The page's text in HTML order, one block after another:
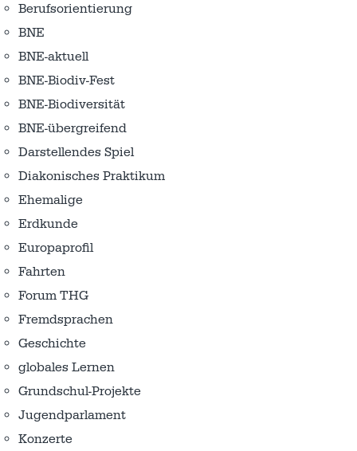
Berufsorientierung
BNE
BNE-aktuell
BNE-Biodiv-Fest
BNE-Biodiversität
BNE-übergreifend
Darstellendes Spiel
Diakonisches Praktikum
Ehemalige
Erdkunde
Europaprofil
Fahrten
Forum THG
Fremdsprachen
Geschichte
globales Lernen
Grundschul-Projekte
Jugendparlament
Konzerte